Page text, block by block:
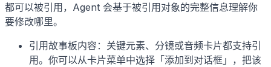
都可以被引用，Agent 会基于被引用对象的完整信息理解你
要修改哪里。
引用故事板内容：关键元素、分镜或音频卡片都支持引
用。你可以从卡片菜单中选择「添加到对话框」，把该